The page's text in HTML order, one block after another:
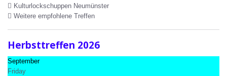
Kulturlockschuppen Neumünster
Weitere empfohlene Treffen
Herbsttreffen 2026
September
Friday